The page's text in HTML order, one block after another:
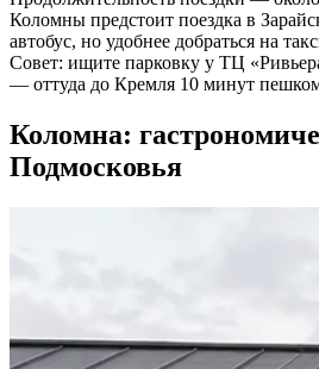
Коломны предстоит поездка в
автобус, но удобнее добраться на
Совет: ищите парковку у ТЦ
— оттуда до Кремля 10 минут
Коломна:
Подмосковья